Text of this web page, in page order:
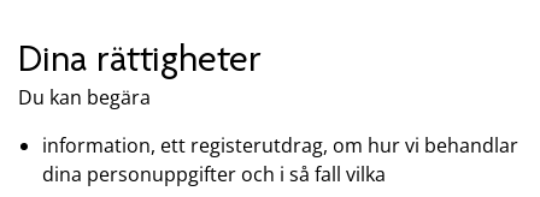
Dina rättigheter
Du kan begära
information, ett registerutdrag, om hur vi behandlar
dina personuppgifter och i så fall vilka